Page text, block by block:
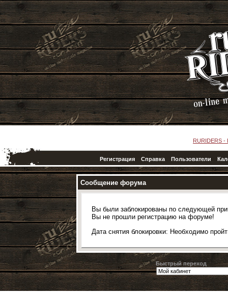
RURIDERS -
Регистрация Справка Пользователи
Сообщение форума
Вы были заблокированы по следующей
Вы не прошли регистрацию на форуме!
Дата снятия блокировки: Необходимо
Быстрый переход